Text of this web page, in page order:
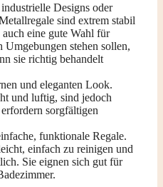
Designs oder
sind extrem stabil
eine gute Wahl für
Umgebungen stehen sollen,
sie richtig behandelt
und eleganten Look.
und luftig, sind jedoch
sorgfältigen
funktionale Regale.
einfach zu reinigen und
Sie eignen sich gut für